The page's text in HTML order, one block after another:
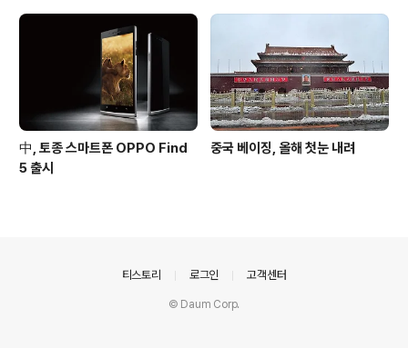
中, 토종 스마트폰 OPPO Find
5 출시
중국 베이징, 올해 첫눈 내려
티스토리 로그인 고객센터
© Daum Corp.